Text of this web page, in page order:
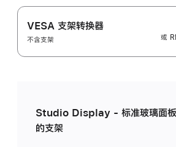
VESA 支架转换器
不含支架
或
Studio Display - 标准玻璃面板
的支架